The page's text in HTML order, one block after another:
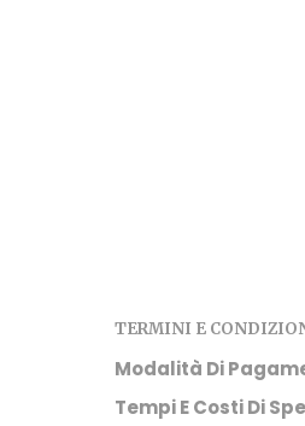
TERMINI E
Modalità Di
Tempi E Costi Di